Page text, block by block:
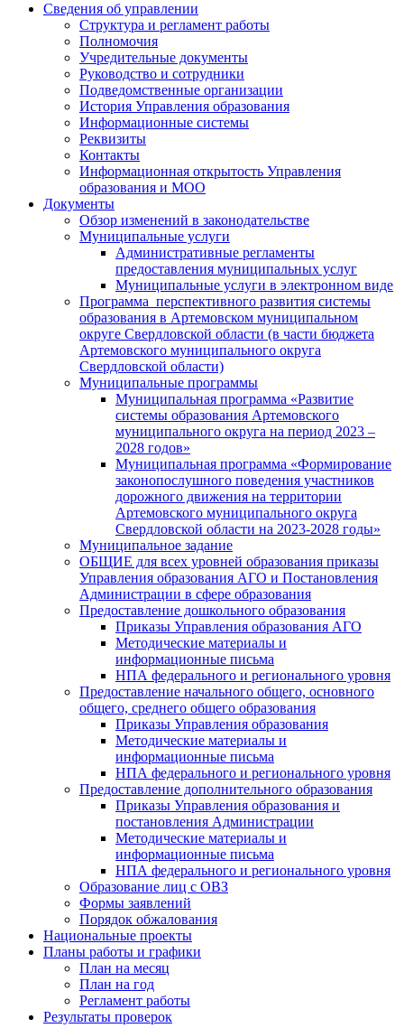
Сведения об управлении
Структура и регламент работы
Полномочия
Учредительные документы
Руководство и сотрудники
Подведомственные организации
История Управления образования
Информационные системы
Реквизиты
Контакты
Информационная открытость Управления
образования и МОО
Документы
Обзор изменений в законодательстве
Муниципальные услуги
Административные регламенты
предоставления муниципальных услуг
Муниципальные услуги в электронном виде
Программа перспективного развития системы
образования в Артемовском муниципальном
округе Свердловской области (в части бюджета
Артемовского муниципального округа
Свердловской области)
Муниципальные программы
Муниципальная программа «Развитие
системы образования Артемовского
муниципального округа на период 2023 –
2028 годов»
Муниципальная программа «Формирование
законопослушного поведения участников
дорожного движения на территории
Артемовского муниципального округа
Свердловской области на 2023-2028 годы»
Муниципальное задание
ОБЩИЕ для всех уровней образования приказы
Управления образования АГО и Постановления
Администрации в сфере образования
Предоставление дошкольного образования
Приказы Управления образования АГО
Методические материалы и
информационные письма
НПА федерального и регионального уровня
Предоставление начального общего, основного
общего, среднего общего образования
Приказы Управления образования
Методические материалы и
информационные письма
НПА федерального и регионального уровня
Предоставление дополнительного образования
Приказы Управления образования и
постановления Администрации
Методические материалы и
информационные письма
НПА федерального и регионального уровня
Образование лиц с ОВЗ
Формы заявлений
Порядок обжалования
Национальные проекты
Планы работы и графики
План на месяц
План на год
Регламент работы
Результаты проверок